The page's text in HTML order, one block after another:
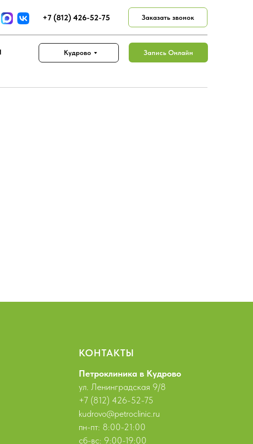
+7 (812) 426-52-75
Запись Онлайн
Заказать звонок
Кудрово
КОНТАКТЫ
Петроклиника в Кудрово
ул. Ленинградская 9/8
+7 (812) 426-52-75
kudrovo@petroclinic.ru
пн-пт: 8:00-21:00
сб-вс: 9:00-19:00